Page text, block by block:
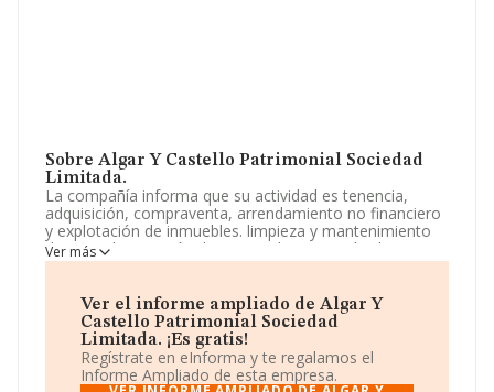
Sobre Algar Y Castello Patrimonial Sociedad
Limitada.
La compañía informa que su actividad es tenencia,
adquisición, compraventa, arrendamiento no financiero
y explotación de inmuebles. limpieza y mantenimiento
de viviendas. gestión de impagados y gestión de riesgo
comercial. intermediación en el comercio de maquinaria.
sociedad está inscrita en el Registro Mercantil como
Sociedad Limitada. Su actividad CNAE es '%cnae%' con
código 6811. No realiza actividad de importación y/o
exportación.
Ver más
Ver el informe ampliado de Algar Y
Castello Patrimonial Sociedad
Limitada. ¡Es gratis!
Regístrate en eInforma y te regalamos el
Informe Ampliado de esta empresa.